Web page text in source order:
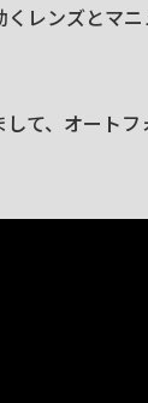
レンズとマ
て、オート